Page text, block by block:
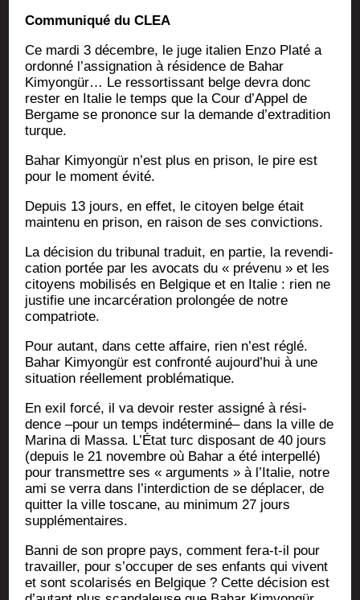
Com­mu­ni­qué du CLEA
Ce mar­di 3 décembre, le juge ita­lien Enzo Pla­té a
ordon­né l’as­si­gna­tion à rési­dence de Bahar
Kimyongür… Le res­sor­tis­sant belge devra donc
res­ter en Ita­lie le temps que la Cour d’Appel de
Ber­game se pro­nonce sur la demande d’ex­tra­di­tion
turque.
Bahar Kimyongür n’est plus en pri­son, le pire est
pour le moment évité.
Depuis 13 jours, en effet, le citoyen belge était
main­te­nu en pri­son, en rai­son de ses convictions.
La déci­sion du tri­bu­nal tra­duit, en par­tie, la reven­di­
ca­tion por­tée par les avo­cats du « pré­ve­nu » et les
citoyens mobi­li­sés en Bel­gique et en Ita­lie : rien ne
jus­ti­fie une incar­cé­ra­tion pro­lon­gée de notre
compatriote.
Pour autant, dans cette affaire, rien n’est réglé.
Bahar Kimyongür est confron­té aujourd’­hui à une
situa­tion réel­le­ment problématique.
En exil for­cé, il va devoir res­ter assi­gné à rési­
dence –pour un temps indé­ter­mi­né– dans la ville de
Mari­na di Mas­sa. L’État turc dis­po­sant de 40 jours
(depuis le 21 novembre où Bahar a été inter­pel­lé)
pour trans­mettre ses « argu­ments » à l’I­ta­lie, notre
ami se ver­ra dans l’in­ter­dic­tion de se dépla­cer, de
quit­ter la ville tos­cane, au mini­mum 27 jours
supplémentaires.
Ban­ni de son propre pays, com­ment fera-t-il pour
tra­vailler, pour s’oc­cu­per de ses enfants qui vivent
et sont sco­la­ri­sés en Bel­gique ? Cette déci­sion est